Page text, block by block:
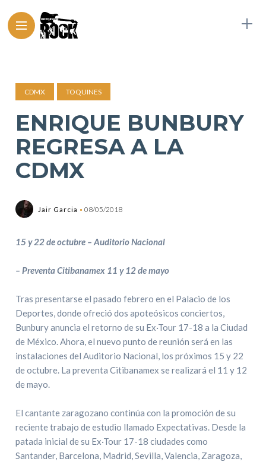
CDMX TOQUINES
ENRIQUE BUNBURY
REGRESA A LA
CDMX
Jair Garcia 08/05/2018
15 y 22 de octubre – Auditorio Nacional
– Preventa Citibanamex 11 y 12 de mayo
Tras presentarse el pasado febrero en el Palacio de los
Deportes, donde ofreció dos apoteósicos conciertos,
Bunbury anuncia el retorno de su Ex·Tour 17-18 a la Ciudad
de México. Ahora, el nuevo punto de reunión será en las
instalaciones del Auditorio Nacional, los próximos 15 y 22
de octubre. La preventa Citibanamex se realizará el 11 y 12
de mayo.
El cantante zaragozano continúa con la promoción de su
reciente trabajo de estudio llamado Expectativas. Desde la
patada inicial de su Ex·Tour 17-18 ciudades como
Santander, Barcelona, Madrid, Sevilla, Valencia, Zaragoza,